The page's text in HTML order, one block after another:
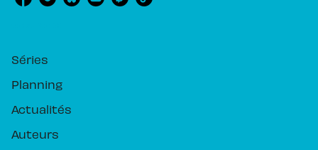
Séries
Planning
Actualités
Auteurs